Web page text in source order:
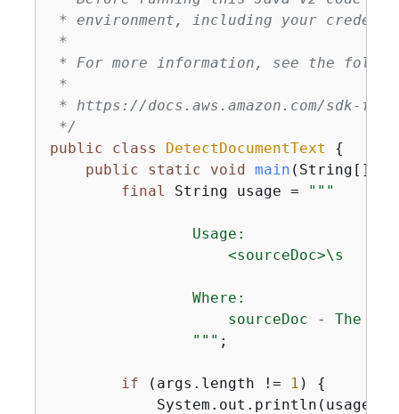
* environment, including your
*
* For more information, see the
*
* https://docs.aws.amazon.com/sdk-
*/
public
class DetectDocumentText
{
public
static void main (String[]
final
String usage = "" "
                Usage:
                    <sourceDoc>\s
                Where:
sourceDoc - The
                "
"" ;
if (args.length != 1 ) {
            System.out.println(usage);